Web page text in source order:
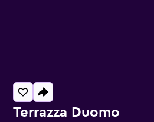
Terrazza Duomo